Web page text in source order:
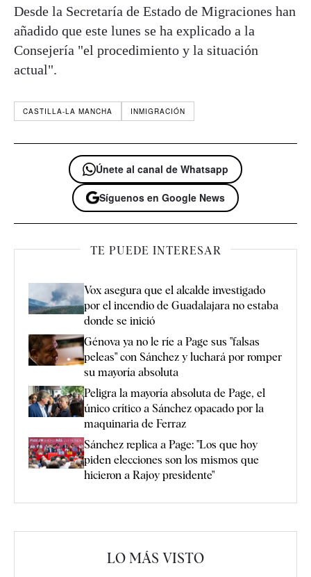
Desde la Secretaría de Estado de Migraciones han
añadido que este lunes se ha explicado a la
Consejería "el procedimiento y la situación
actual".
CASTILLA-LA MANCHA INMIGRACIÓN
Únete al canal de Whatsapp
Síguenos en Google News
TE PUEDE INTERESAR
Vox asegura que el alcalde investigado
por el incendio de Guadalajara no estaba
donde se inició
Génova ya no le ríe a Page sus "falsas
peleas" con Sánchez y luchará por romper
su mayoría absoluta
Peligra la mayoría absoluta de Page, el
único crítico a Sánchez opacado por la
maquinaria de Ferraz
Sánchez replica a Page: "Los que hoy
piden elecciones son los mismos que
hicieron a Rajoy presidente"
LO MÁS VISTO